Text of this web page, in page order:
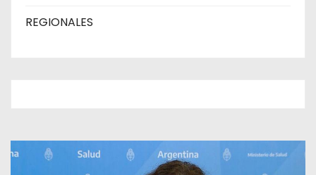
REGIONALES